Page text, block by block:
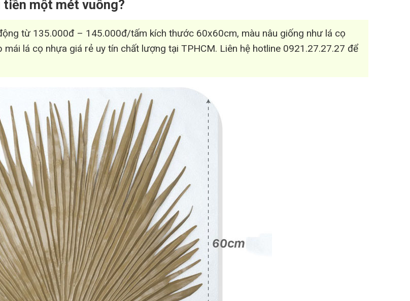
tiền một mét vuông?
từ 135.000đ – 145.000đ/tấm kích thước 60x60cm, màu nâu giống như lá cọ
lá cọ nhựa giá rẻ uy tín chất lượng tại TPHCM. Liên hệ hotline 0921.27.27.27 để